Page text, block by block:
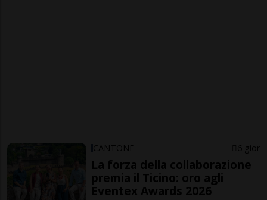
CANTONE 6 gior
La forza della collaborazione
premia il Ticino: oro agli
Eventex Awards 2026